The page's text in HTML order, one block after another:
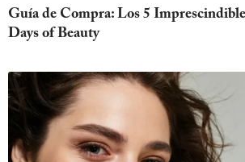
Guía de Compra: Los 5
Days of Beauty